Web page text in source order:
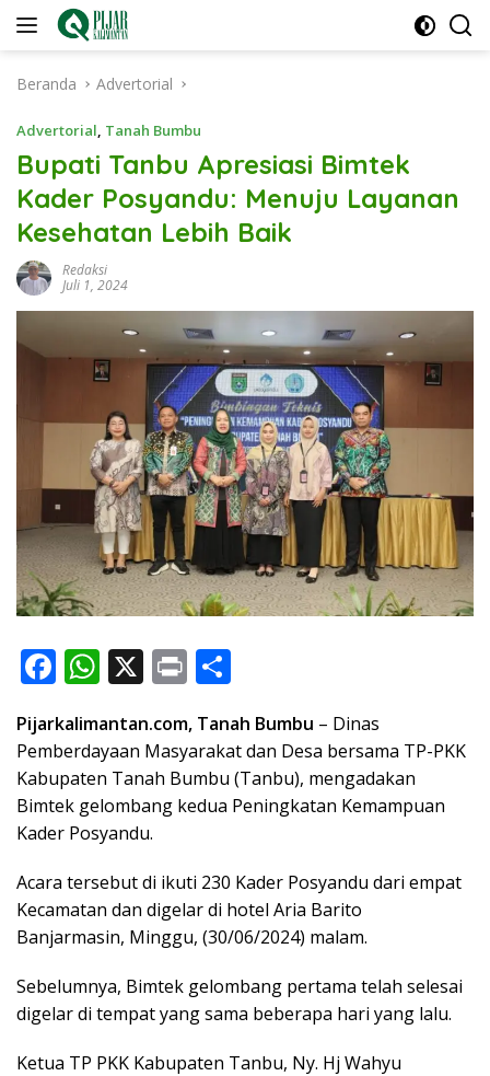
Langsung
Beranda
Advertorial
Advertorial, Tanah Bumbu
Bupati Tanbu Apresiasi Bimtek
Kader Posyandu: Menuju Layanan
Kesehatan Lebih Baik
Redaksi
Juli 1, 2024
F
e
b
o
o
k
W
at
s
A
p
p
X Pr
t ar
e
Pijarkalimantan.com, Tanah Bumbu – Dinas
Pemberdayaan Masyarakat dan Desa bersama TP-PKK
Kabupaten Tanah Bumbu (Tanbu), mengadakan
Bimtek gelombang kedua Peningkatan Kemampuan
Kader Posyandu.
Acara tersebut di ikuti 230 Kader Posyandu dari empat
Kecamatan dan digelar di hotel Aria Barito
Banjarmasin, Minggu, (30/06/2024) malam.
Sebelumnya, Bimtek gelombang pertama telah selesai
digelar di tempat yang sama beberapa hari yang lalu.
Ketua TP PKK Kabupaten Tanbu, Ny. Hj Wahyu